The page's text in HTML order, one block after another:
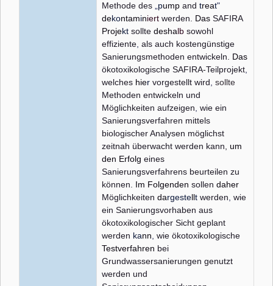
Methode des
pump and treat"
dekontaminiert werden. Das SAFIRA
Projekt sollte deshalb sowohl
effiziente als auch kostengünstige
Sanierungsmethoden entwickeln. Das
ökotoxikologische SAFIRA-Teilprojekt
welches hier vorgestellt wird sollte
Methoden entwickeln und
Möglichkeiten aufzeigen wie ein
Sanierungsverfahren mittels
biologischer Analysen möglichst
zeitnah überwacht werden kann, um
den Erfolg eines
Sanierungsverfahrens beurteilen zu
können. Im Folgenden sollen daher
Möglichkeiten dargestellt werden wie
ein Sanierungsvorhaben aus
ökotoxikologischer Sicht geplant
werden kann wie ökotoxikologische
Testverfahren bei
Grundwassersanierungen genutzt
werden und